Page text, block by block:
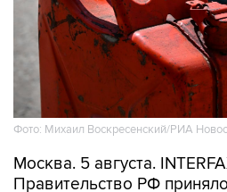
Фото: Михаил Воскресенский/РИА
Москва. 5 августа.
Правительство РФ